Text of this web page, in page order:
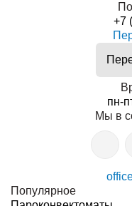
+7
пн-
Мы в
Популярное